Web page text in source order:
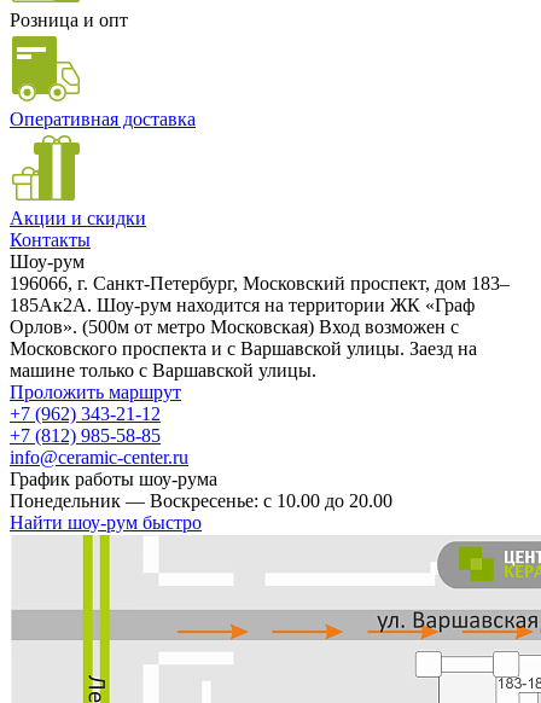
Розница и опт
Оперативная доставка
Акции и скидки
Контакты
Шоу-рум
196066, г. Санкт-Петербург, Московский проспект, дом 183–
185Ак2А. Шоу-рум находится на территории ЖК «Граф
Орлов». (500м от метро Московская) Вход возможен с
Московского проспекта и с Варшавской улицы. Заезд на
машине только с Варшавской улицы.
Проложить маршрут
+7 (962) 343-21-12
+7 (812) 985-58-85
info@ceramic-center.ru
График работы шоу-рума
Понедельник — Воскресенье: с 10.00 до 20.00
Найти шоу-рум быстро